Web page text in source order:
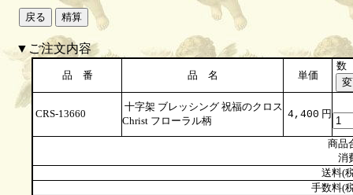
▼ご注文内容
品 番 品 名 単価
数
CRS-13660
十字架 ブレッシング 祝福のクロス
Christ フローラル柄
4,400 円
商品
消
送料(
手数料(